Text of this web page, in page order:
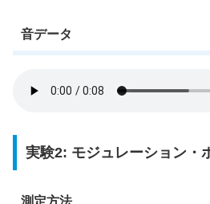
音データ
実験2: モジュレーション・
測定方法